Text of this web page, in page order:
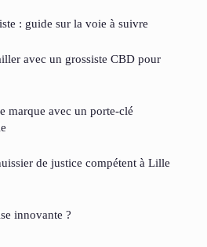
: guide sur la voie à suivre
avec un grossiste CBD pour
marque avec un porte-clé
de justice compétent à Lille
innovante ?